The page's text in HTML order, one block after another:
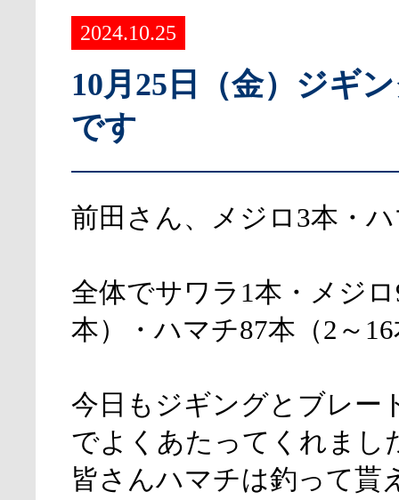
2024.10.25
10月25日（金）ジギ
です
前田さん、メジロ3本・
全体でサワラ1本・メジ
本）・ハマチ87本（2～
今日もジギングとブレー
でよくあたってくれまし
皆さんハマチは釣って貰